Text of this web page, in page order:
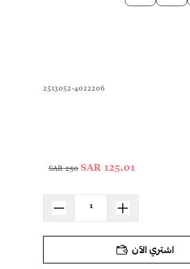
2513052-4022206
125.01 SAR
250 SAR
اشتري الآن